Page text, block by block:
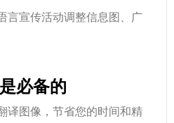
言宣传活动调整信息图、广
必备的
译图像，节省您的时间和精